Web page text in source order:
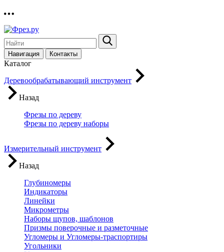
Навигация Контакты
Каталог
Деревообрабатывающий инструмент
Назад
Фрезы по дереву
Фрезы по дереву наборы
Измерительный инструмент
Назад
Глубиномеры
Индикаторы
Линейки
Микрометры
Наборы щупов, шаблонов
Призмы поверочные и разметочные
Угломеры и Угломеры-траспортиры
Угольники